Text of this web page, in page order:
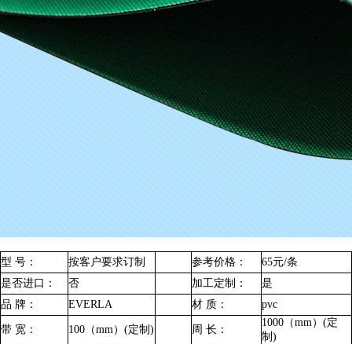
型 号： 按客户要求订制 参考价格：
65元/条
是否进口：
否 加工定制：
是
品 牌：
EVERLA 材 质： pvc
带 宽： 100（mm）(定制) 周 长：
1000（mm）(定
制)